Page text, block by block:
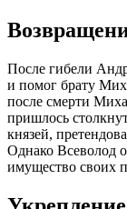
После гибели
и помог брату
после смерти
пришлось
князей,
Однако Всеволод
имущество своих